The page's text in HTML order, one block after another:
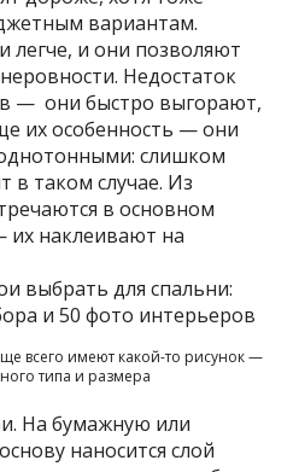
вариантам.
легче, и они позволяют
Недостаток
— они быстро выгорают,
их особенность — они
слишком
в таком случае. Из
в основном
их наклеивают на
всего имеют какой-то рисунок —
типа и размера
На бумажную или
наносится слой